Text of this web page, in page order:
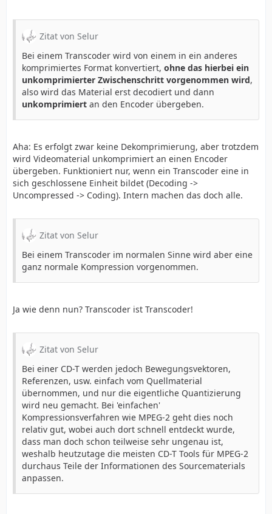
Zitat von Selur
Bei einem Transcoder wird von einem in ein anderes
komprimiertes Format konvertiert, ohne das hierbei ein
unkomprimierter Zwischenschritt vorgenommen wird,
also wird das Material erst decodiert und dann
unkomprimiert an den Encoder übergeben.
Aha: Es erfolgt zwar keine Dekomprimierung, aber trotzdem
wird Videomaterial unkomprimiert an einen Encoder
übergeben. Funktioniert nur, wenn ein Transcoder eine in
sich geschlossene Einheit bildet (Decoding ->
Uncompressed -> Coding). Intern machen das doch alle.
Zitat von Selur
Bei einem Transcoder im normalen Sinne wird aber eine
ganz normale Kompression vorgenommen.
Ja wie denn nun? Transcoder ist Transcoder!
Zitat von Selur
Bei einer CD-T werden jedoch Bewegungsvektoren,
Referenzen, usw. einfach vom Quellmaterial
übernommen, und nur die eigentliche Quantizierung
wird neu gemacht. Bei 'einfachen'
Kompressionsverfahren wie MPEG-2 geht dies noch
relativ gut, wobei auch dort schnell entdeckt wurde,
dass man doch schon teilweise sehr ungenau ist,
weshalb heutzutage die meisten CD-T Tools für MPEG-2
durchaus Teile der Informationen des Sourcematerials
anpassen.